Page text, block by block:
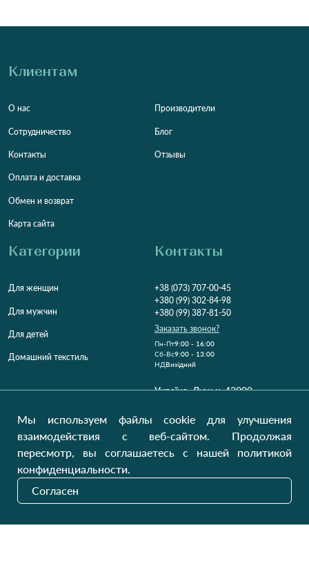
Клиентам
О нас
Сотрудничество
Контакты
Оплата и доставка
Обмен и возврат
Карта сайта
Производители
Блог
Отзывы
Категории
Для женщин
Для мужчин
Для детей
Домашний текстиль
Контакты
+38 (073) 707-00-45
+380 (99) 302-84-98
+380 (99) 387-81-50
Заказать звонок?
Пн-Пт9:00 - 16:00
Cб-Вс9:00 - 13:00
НДВихідний
Україна, Луцьк, 43000
Наши обновления
Мы используем файлы cookie для улучшения
взаимодействия с веб-сайтом. Продолжая
пересмотр, вы соглашаетесь с нашей политикой
конфиденциальности.
Согласен